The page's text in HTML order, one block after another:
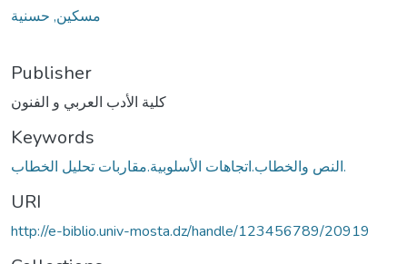
مسكين, حسنية
Publisher
كلية الأدب العربي و الفنون
Keywords
النص والخطاب.اتجاهات الأسلوبية.مقاربات تحليل الخطاب.
URI
http://e-biblio.univ-mosta.dz/handle/123456789/20919